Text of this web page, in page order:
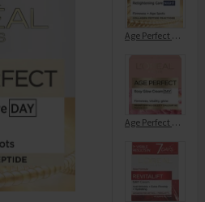
Age Perfect Night Care
Age Perfect Golden Age Day